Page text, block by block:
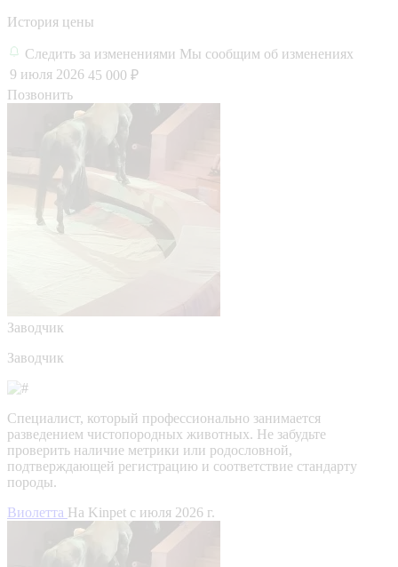
История цены
Следить за изменениями Мы сообщим об изменениях
9 июля 2026 45 000 ₽
Позвонить
Заводчик
Заводчик
Специалист, который профессионально занимается
разведением чистопородных животных. Не забудьте
проверить наличие метрики или родословной,
подтверждающей регистрацию и соответствие стандарту
породы.
Виолетта На Kinpet c июля 2026 г.